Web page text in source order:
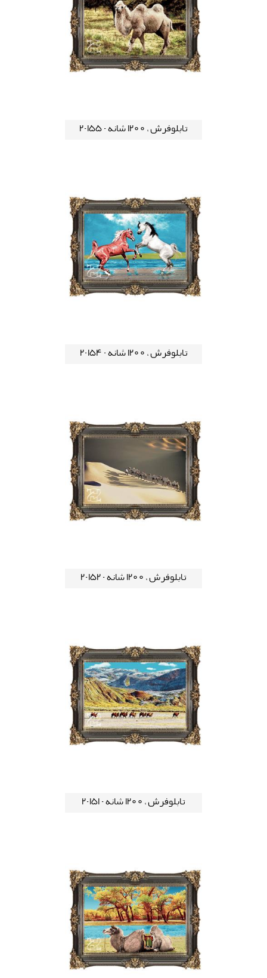
تابلوفرش ، 1200 شانه - 155-2
تابلوفرش ، 1200 شانه - 154-2
تابلوفرش ، 1200 شانه - 152-2
تابلوفرش ، 1200 شانه - 151-2